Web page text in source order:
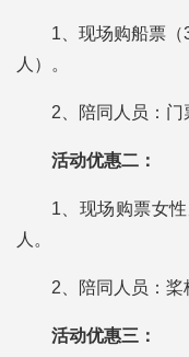
1、现场购船票
人）。
2、陪同人员：门
活动优惠二：
1、现场购票女
人。
2、陪同人员：桨
活动优惠三：